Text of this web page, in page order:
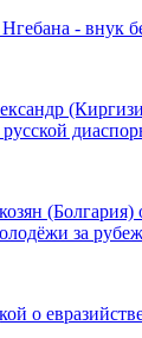
- внук
русской
(Болгария)
за
о